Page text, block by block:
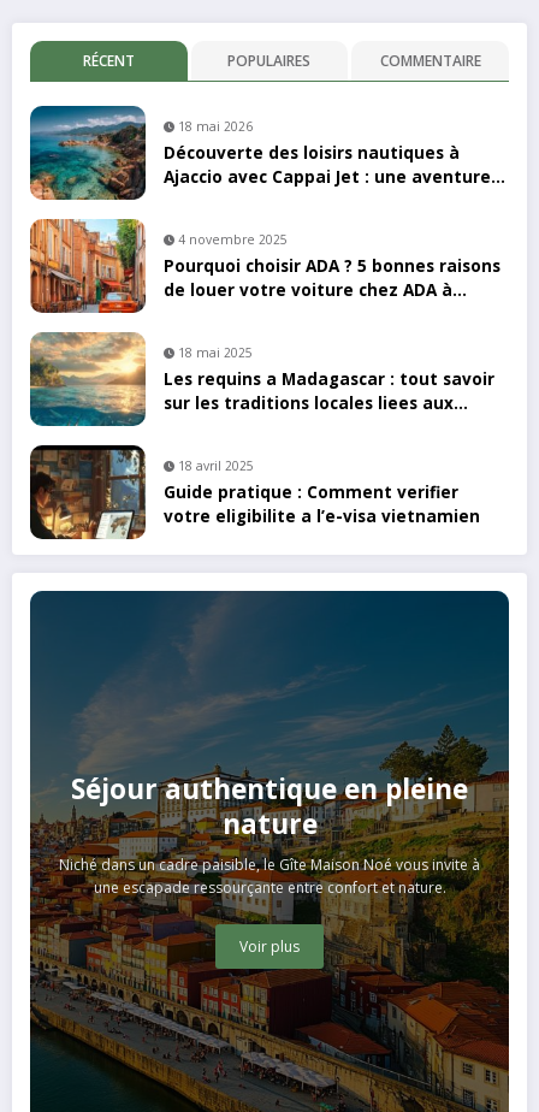
publications
RÉCENT POPULAIRES COMMENTAIRE
18 mai 2026
Découverte des loisirs nautiques à
Ajaccio avec Cappai Jet : une aventure
4 novembre 2025
Pourquoi choisir ADA ? 5 bonnes raisons
de louer votre voiture chez ADA à
18 mai 2025
Les requins a Madagascar : tout savoir
sur les traditions locales liees aux
18 avril 2025
Guide pratique : Comment verifier
votre eligibilite a l’e-visa vietnamien
Séjour authentique en pleine
nature
Niché dans un cadre paisible, le Gîte Maison Noé vous invite à
une escapade ressourçante entre confort et nature.
Voir plus